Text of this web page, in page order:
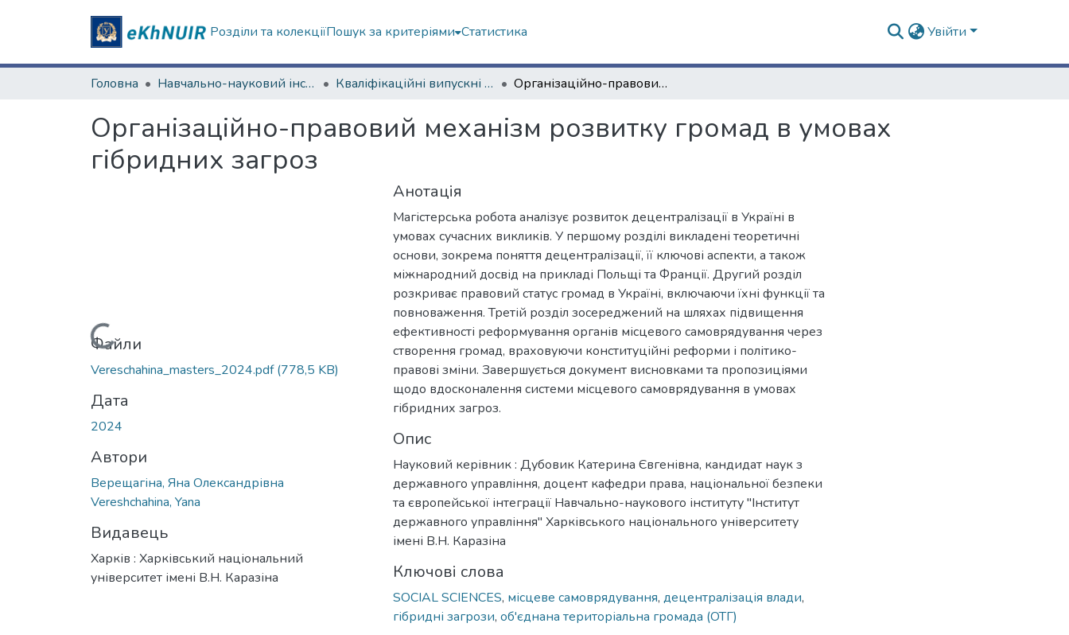
Розділи та колекціїПошук за критеріями Статистика Увійти
Головна Навчально-науковий інститут "Інститут державного управління" Кваліфікаційні випускні роботи магістрів. Інститут державного управління Організаційно-правовий механізм розвитку громад в умовах гібридних загроз
Організаційно-правовий механізм розвитку громад в умовах
гібридних загроз
Вантажиться...
Файли
Vereschahina_masters_2024.pdf(778,5 KB)
Дата
2024
Автори
Верещагіна, Яна Олександрівна
Vereshchahina, Yana
Видавець
Харків : Харківський національний
університет імені В.Н. Каразіна
Анотація
Магістерська робота аналізує розвиток децентралізації в Україні в
умовах сучасних викликів. У першому розділі викладені теоретичні
основи, зокрема поняття децентралізації, її ключові аспекти, а також
міжнародний досвід на прикладі Польщі та Франції. Другий розділ
розкриває правовий статус громад в Україні, включаючи їхні функції та
повноваження. Третій розділ зосереджений на шляхах підвищення
ефективності реформування органів місцевого самоврядування через
створення громад, враховуючи конституційні реформи і політико-
правові зміни. Завершується документ висновками та пропозиціями
щодо вдосконалення системи місцевого самоврядування в умовах
гібридних загроз.
Опис
Науковий керівник : Дубовик Катерина Євгенівна, кандидат наук з
державного управління, доцент кафедри права, національної безпеки
та європейської інтеграції Навчально-наукового інституту "Інститут
державного управління" Харківського національного університету
імені В.Н. Каразіна
Ключові слова
SOCIAL SCIENCES, місцеве самоврядування, децентралізація влади,
гібридні загрози, об'єднана територіальна громада (ОТГ)